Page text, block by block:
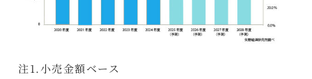
注1.小売金額ベース